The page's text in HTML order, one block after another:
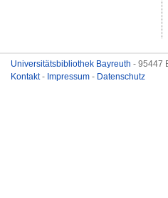
Universitätsbibliothek Bayreuth - 95447
Kontakt- Impressum - Datenschutz